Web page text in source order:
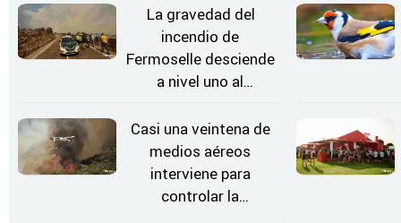
Estrellas
La gravedad del
incendio de
Fermoselle desciende
a nivel uno al
"favorable" y disminuir
el riesgo
Casi una veintena de
medios aéreos
interviene para
controlar la